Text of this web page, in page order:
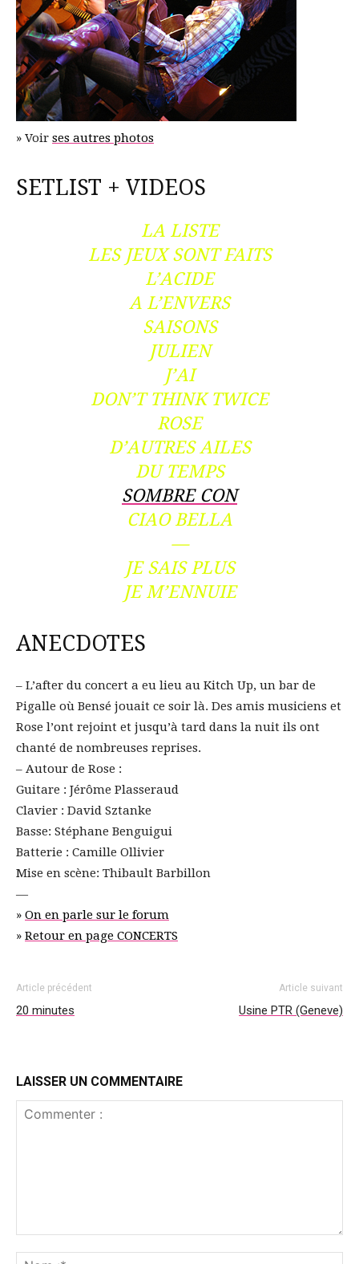
» Voir ses autres photos
SETLIST + VIDEOS
LA LISTE
LES JEUX SONT FAITS
L’ACIDE
A L’ENVERS
SAISONS
JULIEN
J’AI
DON’T THINK TWICE
ROSE
D’AUTRES AILES
DU TEMPS
SOMBRE CON
CIAO BELLA
—
JE SAIS PLUS
JE M’ENNUIE
ANECDOTES
– L’after du concert a eu lieu au Kitch Up, un bar de
Pigalle où Bensé jouait ce soir là. Des amis musiciens et
Rose l’ont rejoint et jusqu’à tard dans la nuit ils ont
chanté de nombreuses reprises.
– Autour de Rose :
Guitare : Jérôme Plasseraud
Clavier : David Sztanke
Basse: Stéphane Benguigui
Batterie : Camille Ollivier
Mise en scène: Thibault Barbillon
—
» On en parle sur le forum
» Retour en page CONCERTS
Article précédent
20 minutes
Article suivant
Usine PTR (Geneve)
LAISSER UN COMMENTAIRE